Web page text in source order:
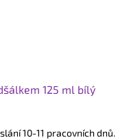
125 ml bílý
10-11 pracovních dnů.